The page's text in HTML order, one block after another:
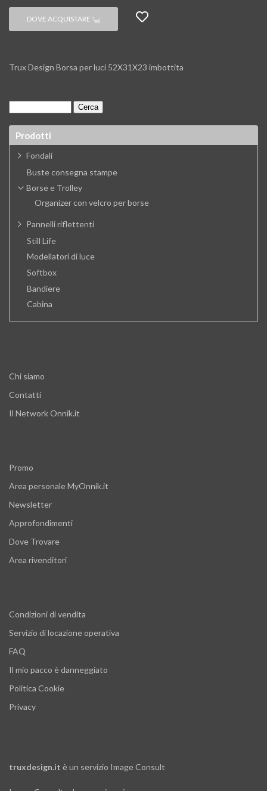
DOVE ACQUISTARE
Trux Design Borsa per luci 52X31X23 imbottita
Prodotti
Fondali
Buste consegna stampe
Borse e Trolley
Organizer con velcro per borse
Pannelli riflettenti
Still Life
Modellatori di luce
Softbox
Bandiere
Cabina
Chi siamo
Contatti
Il Network Onnik.it
Promo
Area personale MyOnnik.it
Newsletter
Approfondimenti
Dove Trovare
Area rivenditori
Condizioni di vendita
Servizio di locazione operativa
FAQ
Il mio pacco è danneggiato
Politica Cookie
Privacy
truxdesign.it è un servizio Image Consult